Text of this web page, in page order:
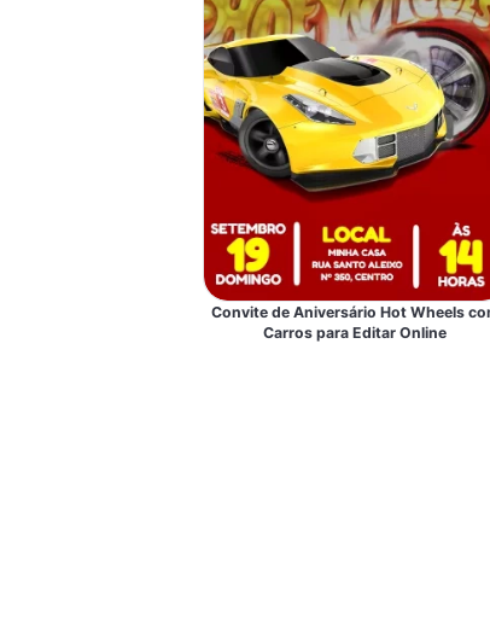
Convite de Aniversário Hot Wheels
Carros para Editar Online